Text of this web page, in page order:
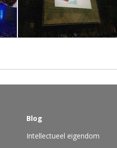
Blog
Intellectueel eigendom